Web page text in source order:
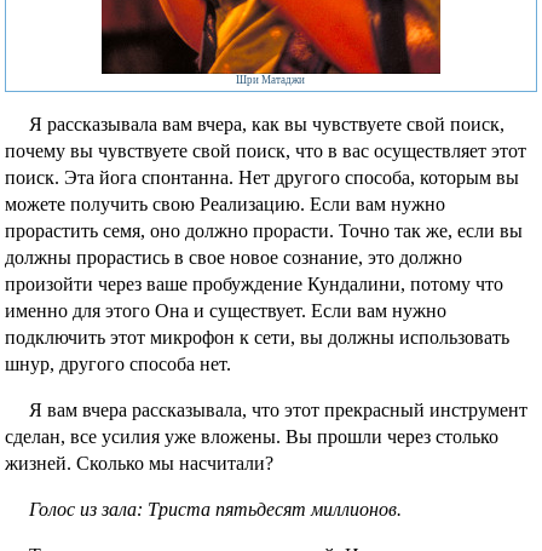
Шри Матаджи
Я рассказывала вам вчера, как вы чувствуете свой поиск,
почему вы чувствуете свой поиск, что в вас осуществляет этот
поиск. Эта йога спонтанна. Нет другого способа, которым вы
можете получить свою Реализацию. Если вам нужно
прорастить семя, оно должно прорасти. Точно так же, если вы
должны прорастись в свое новое сознание, это должно
произойти через ваше пробуждение Кундалини, потому что
именно для этого Она и существует. Если вам нужно
подключить этот микрофон к сети, вы должны использовать
шнур, другого способа нет.
Я вам вчера рассказывала, что этот прекрасный инструмент
сделан, все усилия уже вложены. Вы прошли через столько
жизней. Сколько мы насчитали?
Голос из зала: Триста пятьдесят миллионов.